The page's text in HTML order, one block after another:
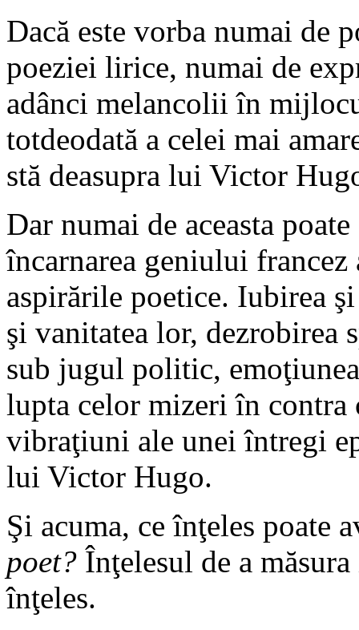
Dacă este vorba numai de
poeziei lirice, numai de
adânci melancolii în
totdeodată a celei mai
stă deasupra lui Victor
Dar numai de aceasta
încarnarea geniului
aspirările poetice. Iubirea
şi vanitatea lor, dezrobirea
sub jugul politic,
lupta celor mizeri în contra
vibraţiuni ale unei întregi
lui Victor Hugo.
Şi acuma, ce înţeles poate
poet? Înţelesul de a
înţeles.